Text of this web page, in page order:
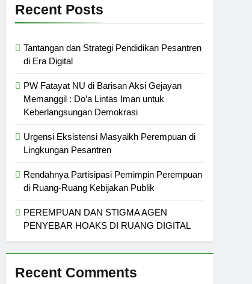
Recent Posts
Tantangan dan Strategi Pendidikan Pesantren
di Era Digital
PW Fatayat NU di Barisan Aksi Gejayan
Memanggil : Do’a Lintas Iman untuk
Keberlangsungan Demokrasi
Urgensi Eksistensi Masyaikh Perempuan di
Lingkungan Pesantren
Rendahnya Partisipasi Pemimpin Perempuan
di Ruang-Ruang Kebijakan Publik
PEREMPUAN DAN STIGMA AGEN
PENYEBAR HOAKS DI RUANG DIGITAL
Recent Comments